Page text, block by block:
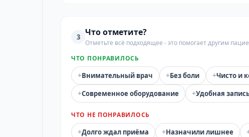
3 Что отметите?
Отметьте всё подходящее - это помогает другим
ЧТО ПОНРАВИЛОСЬ
+Внимательный врач +Без боли +Чисто и
+Современное оборудование +Удобная
ЧТО НЕ ПОНРАВИЛОСЬ
+Долго ждал приёма +Назначили лишнее